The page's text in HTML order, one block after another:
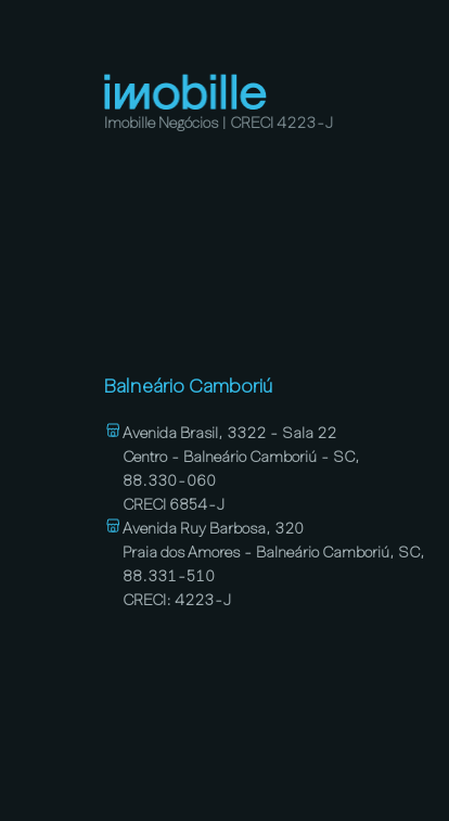
Imobille Negócios | CRECI 4223-J
Balneário Camboriú
Avenida Brasil, 3322 - Sala 22
Centro - Balneário Camboriú - SC,
88.330-060
CRECI 6854-J
Avenida Ruy Barbosa, 320
Praia dos Amores - Balneário Camboriú, SC,
88.331-510
CRECI: 4223-J